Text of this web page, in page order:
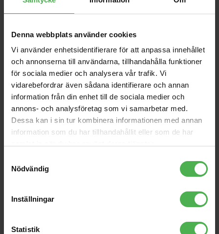
Denna webbplats använder cookies
Vi använder enhetsidentifierare för att anpassa innehållet
och annonserna till användarna, tillhandahålla funktioner
för sociala medier och analysera vår trafik. Vi
vidarebefordrar även sådana identifierare och annan
information från din enhet till de sociala medier och
annons- och analysföretag som vi samarbetar med.
Dessa kan i sin tur kombinera informationen med annan
information som du har tillhandahållit eller som de har
Nödvändig
Inställningar
Statistik
pack
229 kr
Tracks
729 kr
1xXLR > 1xXLR Blue 1.5m
TS12S Active Subwoofer
5599 kr
MS-70CDR+
1490 kr
MO 1m
229 kr 18999 kr
Straight 2m